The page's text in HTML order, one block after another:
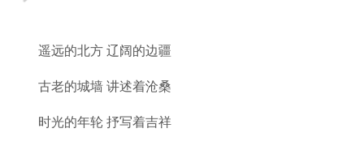
遥远的北方 辽阔的边疆
古老的城墙 讲述着沧桑
时光的年轮 抒写着吉祥